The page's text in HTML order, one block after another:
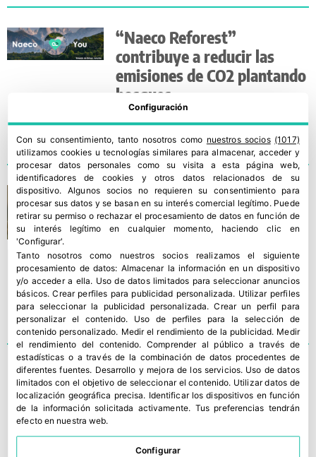
“Naeco Reforest”
contribuye a reducir las
emisiones de CO2 plantando
bosques
Naeco Loves You surge para
promover la sostenibilidad
Nortpalet renace como
Naeco reforzando
compromiso con la
sostenibilidad
Configuración
Con su consentimiento, tanto nosotros como nuestros socios (1017)
utilizamos cookies u tecnologías similares para almacenar, acceder y
procesar datos personales como su visita a esta página web,
identificadores de cookies y otros datos relacionados de su
dispositivo. Algunos socios no requieren su consentimiento para
procesar sus datos y se basan en su interés comercial legítimo. Puede
retirar su permiso o rechazar el procesamiento de datos en función de
su interés legítimo en cualquier momento, haciendo clic en
'Configurar'.
Tanto nosotros como nuestros socios realizamos el siguiente
procesamiento de datos: Almacenar la información en un dispositivo
y/o acceder a ella. Uso de datos limitados para seleccionar anuncios
básicos.Crear perfiles para publicidad personalizada. Utilizar perfiles
para seleccionar la publicidad personalizada.Crear un perfil para
personalizar el contenido. Uso de perfiles para la selección de
contenido personalizado. Medir el rendimiento de la publicidad. Medir
el rendimiento del contenido.Comprender al público a través de
estadísticas o a través de la combinación de datos procedentes de
diferentes fuentes. Desarrollo y mejora de los servicios. Uso de datos
limitados con el objetivo de seleccionar el contenido. Utilizar datos de
localización geográfica precisa. Identificar los dispositivos en función
de la información solicitada activamente. Tus preferencias tendrán
efecto en nuestra web.
Configurar